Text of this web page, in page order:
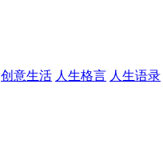
创意生活 人生格言 人生语录